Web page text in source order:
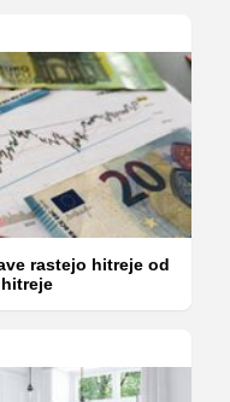
rastejo hitreje od